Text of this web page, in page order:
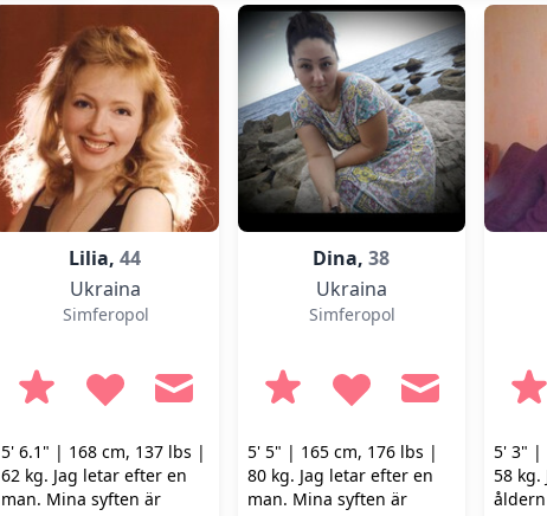
Lilia,44
Ukraina
Simferopol
5' 6.1" | 168 cm, 137 lbs |
62 kg. Jag letar efter en
man. Mina syften är
Dina,38
Ukraina
Simferopol
5' 5" | 165 cm, 176 lbs |
80 kg. Jag letar efter en
man. Mina syften är
5' 3" |
58 kg.